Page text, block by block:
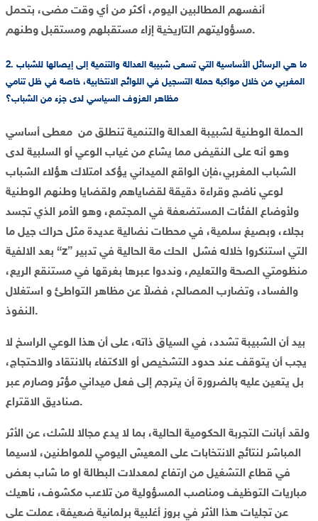
أنفسهم المطالبين اليوم، أكثر من أي وقت مضى، بتحمل
مسؤوليتهم التاريخية إزاء مستقبلهم ومستقبل وطنهم.
2. ما هي الرسائل الأساسية التي تسعى شبيبة العدالة والتنمية إلى إيصالها للشباب
المغربي من خلال مواكبة حملة التسجيل في اللوائح الانتخابية، خاصة في ظل تنامي
مظاهر العزوف السياسي لدى جزء من الشباب؟
الحملة الوطنية لشبيبة العدالة والتنمية تنطلق من معطى أساسي
وهو أنه على النقيض مما يشاع من غياب الوعي أو السلبية لدى
الشباب المغربي،فإن الواقع الميداني يؤكد امتلاك هؤلاء الشباب
لوعي ناضج وقراءة دقيقة لقضاياهم ولقضايا وطنهم الوطنية
ولأوضاع الفئات المستضعفة في المجتمع، وهو الأمر الذي تجسد
بجلاء، وبصيغ سلمية، في محطات نضالية عديدة مثل حراك جيل ما
بعد الالفية “z” التي استنكروا خلاله فشل الحك مة الحالية في تدبير
منظومتي الصحة والتعليم، ونددوا عبرها بغرقها في مستنقع الريع،
والفساد، وتضارب المصالح، فضلاً عن مظاهر التواطئ و استغلال
النفوذ.
بيد أن الشبيبة تشدد، في السياق ذاته، على أن هذا الوعي الراسخ لا
يجب أن يتوقف عند حدود التشخيص أو الاكتفاء بالانتقاد والاحتجاج،
بل يتعين عليه بالضرورة أن يترجم إلى فعل ميداني مؤثر وصارم عبر
صناديق الاقتراع.
ولقد أبانت التجربة الحكومية الحالية، بما لا يدع مجالا للشك، عن الأثر
المباشر لنتائج الانتخابات على المعيش اليومي للمواطنين، لاسيما
في قطاع التشغيل من ارتفاع لمعدلات البطالة او ما شاب بعض
مباريات التوظيف ومناصب المسؤولية من تلاعب مكشوف، ناهيك
عن تجليات هذا الأثر في بروز أغلبية برلمانية ضعيفة، عملت على